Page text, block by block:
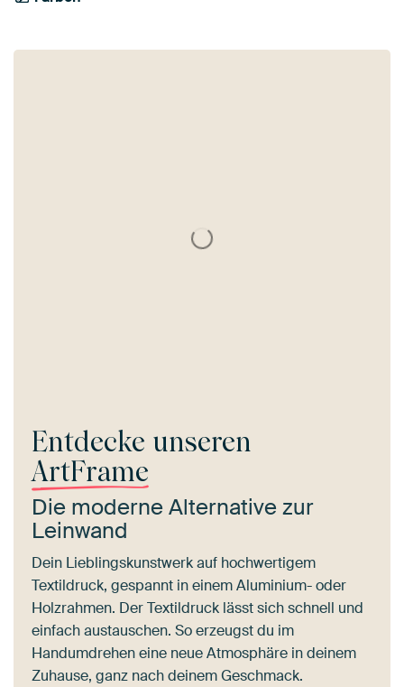
Entdecke unseren
ArtFrame
Die moderne Alternative zur
Leinwand
Dein Lieblingskunstwerk auf hochwertigem
Textildruck, gespannt in einem Aluminium- oder
Holzrahmen. Der Textildruck lässt sich schnell und
einfach austauschen. So erzeugst du im
Handumdrehen eine neue Atmosphäre in deinem
Zuhause, ganz nach deinem Geschmack.